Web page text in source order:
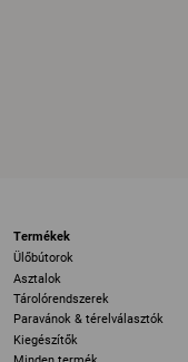
Termékek
Ülőbútorok
Asztalok
Tárolórendszerek
Paravánok & térelválasztók
Kiegészítők